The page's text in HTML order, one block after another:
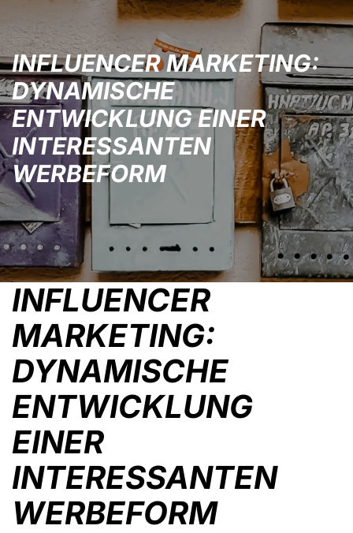
INFLUENCER MARKETING:
DYNAMISCHE
ENTWICKLUNG EINER
INTERESSANTEN
WERBEFORM
INFLUENCER
MARKETING:
DYNAMISCHE
ENTWICKLUNG
EINER
INTERESSANTEN
WERBEFORM